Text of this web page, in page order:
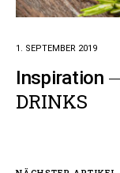
1. SEPTEMBER 2019
Inspiration
DRINKS